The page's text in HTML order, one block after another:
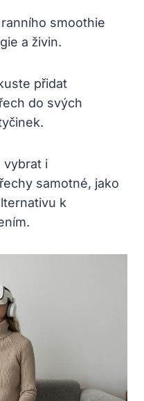
smoothie
a živin.
přidat
do svých
vybrat i
samotné, jako
k